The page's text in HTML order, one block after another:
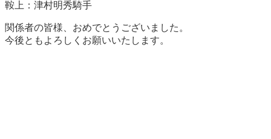
鞍上：津村明秀騎手
関係者の皆様、おめでとうございました。
今後ともよろしくお願いいたします。